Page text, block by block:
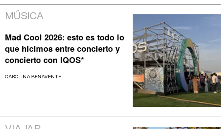
MÚSICA
Mad Cool 2026: esto es todo lo
que hicimos entre concierto y
concierto con IQOS*
CAROLINA BENAVENTE